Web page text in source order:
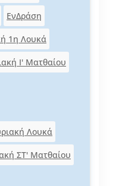
ΕνΔράση
1η Λουκά
I' Ματθαίου
Λουκά
ΣΤ' Ματθαίου